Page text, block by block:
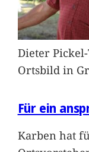
Dieter
Ortsbild in
Für ein
Karben hat